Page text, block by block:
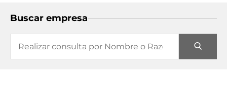
Buscar empresa